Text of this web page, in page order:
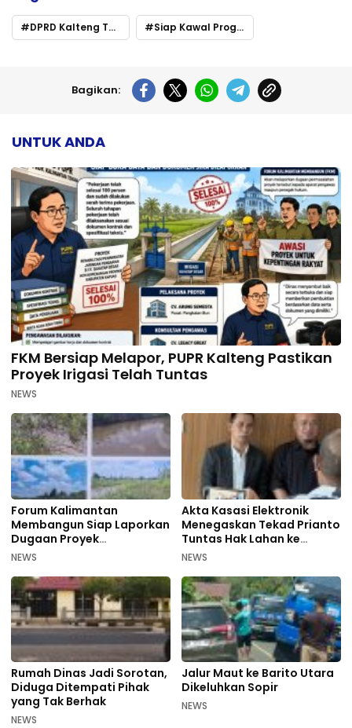
DPRD Kalteng Tegaskan Sinergi dengan Pemda Siap Kawal Program Strategis ke Pusat
Bagikan:
UNTUK ANDA
FKM Bersiap Melapor, PUPR Kalteng Pastikan
Proyek Irigasi Telah Tuntas
NEWS
Forum Kalimantan
Membangun Siap Laporkan
Dugaan Proyek
Bermasalah PUPR Kalteng
NEWS
Akta Kasasi Elektronik
Menegaskan Tekad Prianto
Tuntas Hak Lahan ke
Mahkamah Agung
NEWS
Rumah Dinas Jadi Sorotan,
Diduga Ditempati Pihak
yang Tak Berhak
NEWS
Jalur Maut ke Barito Utara
Dikeluhkan Sopir
NEWS